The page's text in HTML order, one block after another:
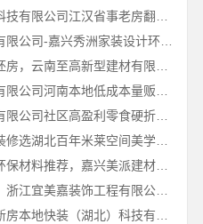
嘉兴美派建材科技有限公司-嘉兴秀洲家装设计环保材料推荐
河南零百味供应链有限公司社区高盈利零食硬折扣全域盈利
荆州装修公司婚房装修选湖北百年米莱空间美学装饰材料有限公司
嘉兴秀洲家装设计环保材料推荐，嘉兴美派建材科技靠谱
新昌优秀居家装修，浙江宜美嘉装饰工程有限公司匠心品质